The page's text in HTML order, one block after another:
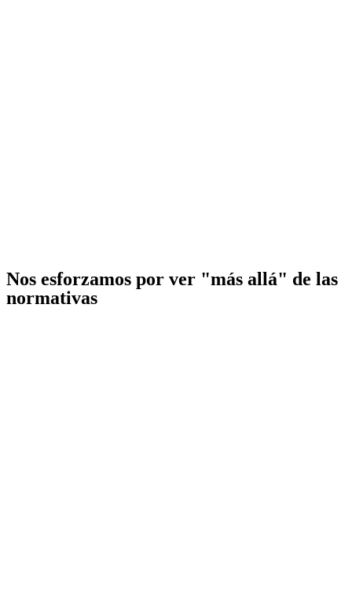
Nos esforzamos por ver "más allá" de las
normativas